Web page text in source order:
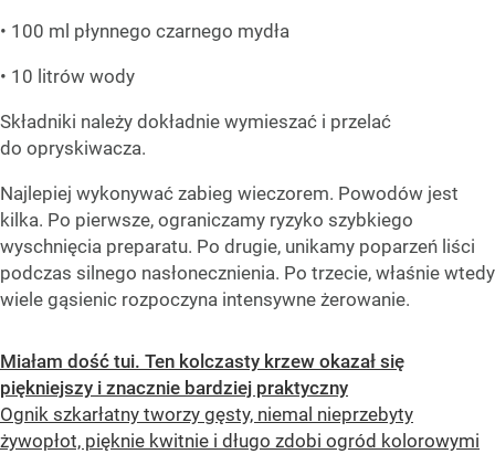
• 100 ml płynnego czarnego mydła
• 10 litrów wody
Składniki należy dokładnie wymieszać i przelać
do opryskiwacza.
Najlepiej wykonywać zabieg wieczorem. Powodów jest
kilka. Po pierwsze, ograniczamy ryzyko szybkiego
wyschnięcia preparatu. Po drugie, unikamy poparzeń liści
podczas silnego nasłonecznienia. Po trzecie, właśnie wtedy
wiele gąsienic rozpoczyna intensywne żerowanie.
Miałam dość tui. Ten kolczasty krzew okazał się
piękniejszy i znacznie bardziej praktyczny
Ognik szkarłatny tworzy gęsty, niemal nieprzebyty
żywopłot, pięknie kwitnie i długo zdobi ogród kolorowymi